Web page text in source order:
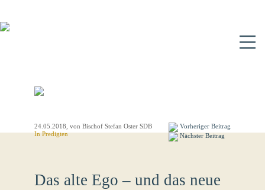
24.05.2018 , von Bischof Stefan Oster SDB
InPredigten
Vorheriger Beitrag
Nächster Beitrag
Das alte Ego – und das neue